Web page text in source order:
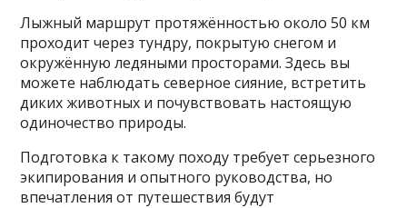
Лыжный маршрут протяжённостью около 50 км
проходит через тундру, покрытую снегом и
окружённую ледяными просторами. Здесь вы
можете наблюдать северное сияние, встретить
диких животных и почувствовать настоящую
одиночество природы.
Подготовка к такому походу требует серьезного
экипирования и опытного руководства, но
впечатления от путешествия будут